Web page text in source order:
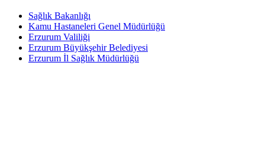
Sağlık Bakanlığı
Kamu Hastaneleri Genel Müdürlüğü
Erzurum Valiliği
Erzurum Büyükşehir Belediyesi
Erzurum İl Sağlık Müdürlüğü